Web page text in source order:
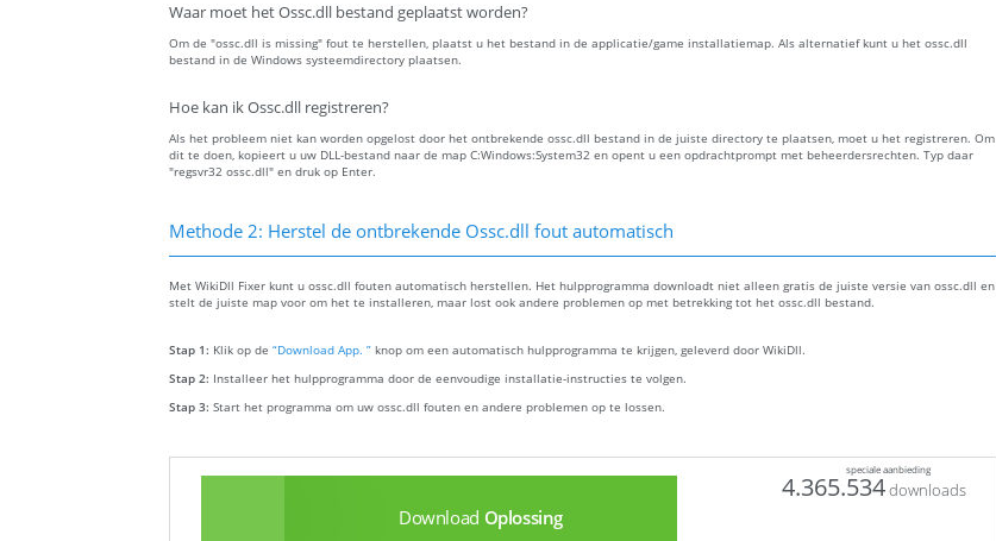
Waar moet het Ossc.dll bestand geplaatst worden?
Om de "ossc.dll is missing" fout te herstellen, plaatst u het bestand in de applicatie/game installatiemap. Als alternatief kunt u het ossc.dll
bestand in de Windows systeemdirectory plaatsen.
Hoe kan ik Ossc.dll registreren?
Als het probleem niet kan worden opgelost door het ontbrekende ossc.dll bestand in de juiste directory te plaatsen, moet u het registreren. Om
dit te doen, kopieert u uw DLL-bestand naar de map C:Windows:System32 en opent u een opdrachtprompt met beheerdersrechten. Typ daar
"regsvr32 ossc.dll" en druk op Enter.
Methode 2: Herstel de ontbrekende Ossc.dll fout automatisch
Met WikiDll Fixer kunt u ossc.dll fouten automatisch herstellen. Het hulpprogramma downloadt niet alleen gratis de juiste versie van ossc.dll en
stelt de juiste map voor om het te installeren, maar lost ook andere problemen op met betrekking tot het ossc.dll bestand.
Stap 1: Klik op de “Download App. ” knop om een automatisch hulpprogramma te krijgen, geleverd door WikiDll.
Stap 2: Installeer het hulpprogramma door de eenvoudige installatie-instructies te volgen.
Stap 3: Start het programma om uw ossc.dll fouten en andere problemen op te lossen.
speciale aanbieding
Download Oplossing
4.365.534downloads